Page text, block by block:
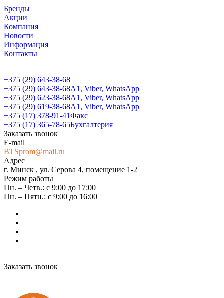
Бренды
Акции
Компания
Новости
Информация
Контакты
+375 (29) 643-38-68
+375 (29) 643-38-68А1, Viber, WhatsApp
+375 (29) 623-38-68А1, Viber, WhatsApp
+375 (29) 619-38-68А1, Viber, WhatsApp
+375 (17) 378-91-41Факс
+375 (17) 365-78-65Бухгалтерия
Заказать звонок
E-mail
BTSprom@mail.ru
Адрес
г. Минск , ул. Серова 4, помещение 1-2
Режим работы
Пн. – Четв.: с 9:00 до 17:00
Пн. – Пятн.: с 9:00 до 16:00
Заказать звонок